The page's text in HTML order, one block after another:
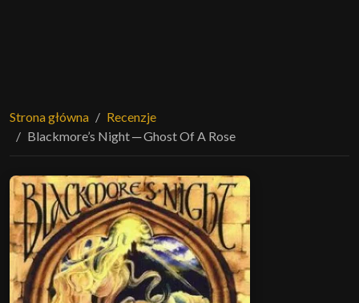
Strona główna
Recenzje
Blackmore’s Night ─ Ghost Of A Rose